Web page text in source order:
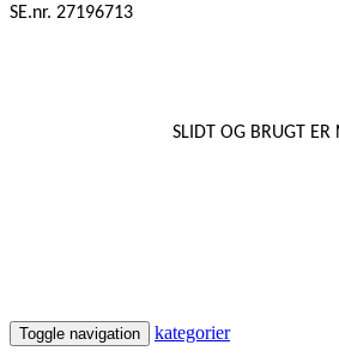
SE.nr. 27196713
SLIDT OG BRUGT ER NOK
Toggle navigation kategorier